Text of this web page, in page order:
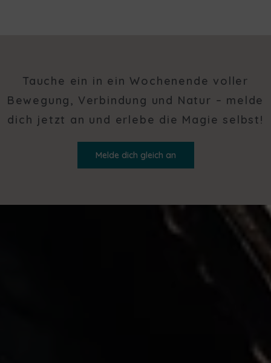
Tauche ein in ein Wochenende voller
Bewegung, Verbindung und Natur – melde
dich jetzt an und erlebe die Magie selbst!
Melde dich gleich an